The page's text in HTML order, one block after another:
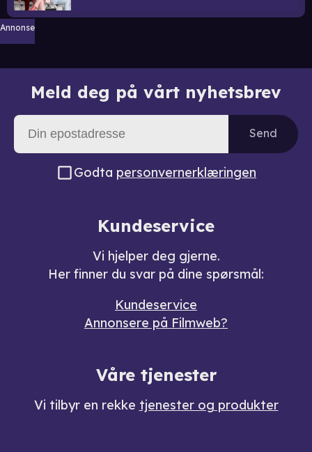
Annonse
Meld deg på vårt nyhetsbrev
Send
Godta personvernerklæringen
Kundeservice
Vi hjelper deg gjerne.
Her finner du svar på dine spørsmål:
Kundeservice
Annonsere på Filmweb?
Våre tjenester
Vi tilbyr en rekke tjenester og produkter